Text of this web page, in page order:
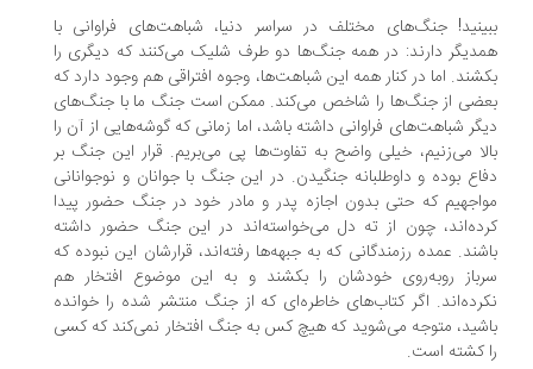
جنگ‌های مختلف در سراسر دنیا، شباهت‌های فراوانی با
دارند: در همه جنگ‌ها دو طرف شلیک می‌کنند که دیگری را
اما در کنار همه این شباهت‌ها، وجوه افتراقی هم وجود دارد که
از جنگ‌ها را شاخص‌ می‌کند. ممکن است جنگ ما با جنگ‌های
شباهت‌های فراوانی داشته باشد، اما زمانی که گوشه‌هایی از آن را
می‌زنیم، خیلی واضح به تفاوت‌ها پی می‌بریم. قرار این جنگ بر
بوده و داوطلبانه جنگیدن. در این جنگ با جوانان و نوجوانانی
که حتی بدون اجازه پدر و مادر خود در جنگ حضور پیدا
چون از ته دل می‌خواسته‌اند در این جنگ حضور داشته
عمده رزمندگانی که به جبهه‌ها رفته‌اند، قرارشان این نبوده که
روبه‌روی خودشان را بکشند و به این موضوع افتخار هم
اگر کتاب‌های خاطره‌ای که از جنگ منتشر شده‌ را خوانده
متوجه می‌شوید که هیچ ‌کس به جنگ افتخار نمی‌کند که کسی
کشته ‌است.